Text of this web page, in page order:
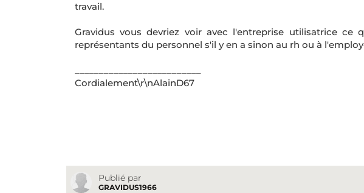
travail.
Gravidus vous devriez voir avec l'entreprise utilisatrice ce
représentants du personnel s'il y en a sinon au rh ou à
Cordialement\r\nAlainD67
Publié par
GRAVIDUS1966